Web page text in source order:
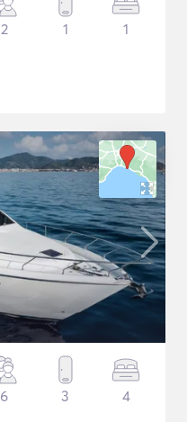
2 1 1
6 3 4